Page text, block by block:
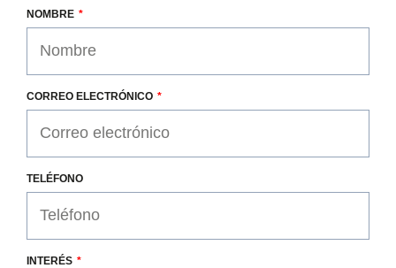
NOMBRE
CORREO ELECTRÓNICO
TELÉFONO
INTERÉS